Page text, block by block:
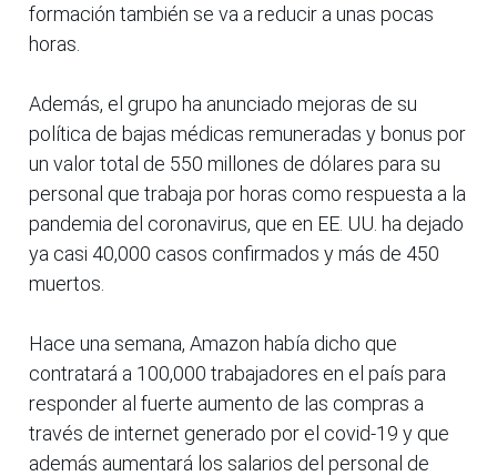
formación también se va a reducir a unas pocas
horas.
Además, el grupo ha anunciado mejoras de su
política de bajas médicas remuneradas y bonus por
un valor total de 550 millones de dólares para su
personal que trabaja por horas como respuesta a la
pandemia del coronavirus, que en EE. UU. ha dejado
ya casi 40,000 casos confirmados y más de 450
muertos.
Hace una semana, Amazon había dicho que
contratará a 100,000 trabajadores en el país para
responder al fuerte aumento de las compras a
través de internet generado por el covid-19 y que
además aumentará los salarios del personal de